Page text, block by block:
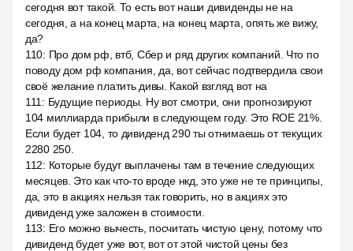
сегодня вот такой. То есть вот наши дивиденды не на
сегодня, а на конец марта, на конец марта, опять же вижу,
да?
110: Про дом рф, втб, Сбер и ряд других компаний. Что по
поводу дом рф компания, да, вот сейчас подтвердила свои
своё желание платить дивы. Какой взгляд вот на
111 : Будущие периоды. Ну вот смотри, они прогнозируют
104 миллиарда прибыли в следующем году. Это ROE 21%.
Если будет 104, то дивиденд 290 ты отнимаешь от текущих
2280 250.
112: Которые будут выплачены там в течение следующих
месяцев. Это как что-то вроде нкд, это уже не те принципы,
да, это в акциях нельзя так говорить, но в акциях это
дивиденд уже заложен в стоимости.
113: Его можно вычесть, посчитать чистую цену, потому что
дивиденд будет уже вот, вот от этой чистой цены без